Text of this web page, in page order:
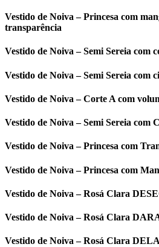
Vestido de Noiva – Princesa com
transparência
Vestido de Noiva – Semi Sereia com
Vestido de Noiva – Semi Sereia com
Vestido de Noiva – Corte A com
Vestido de Noiva – Semi Sereia com
Vestido de Noiva – Princesa com
Vestido de Noiva – Princesa com
Vestido de Noiva – Rosá Clara
Vestido de Noiva – Rosá Clara
Vestido de Noiva – Rosá Clara